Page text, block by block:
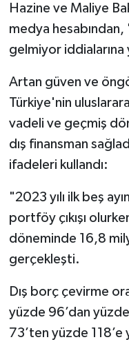
Hazine ve Maliye
medya hesabından,
gelmiyor iddialarına
Artan güven ve
Türkiye'nin
vadeli ve geçmiş
dış finansman
ifadeleri kullandı:
"2023 yılı ilk beş
portföy çıkışı
döneminde 16,8
gerçekleşti.
Dış borç çevirme
yüzde 96’dan
73’ten yüzde 118’e